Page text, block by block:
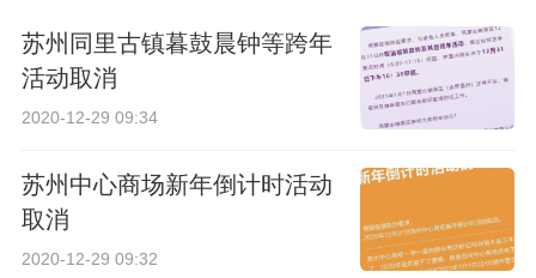
苏州同里古镇暮鼓晨钟等跨年
活动取消
2020-12-29 09:34
苏州中心商场新年倒计时活动
取消
2020-12-29 09:32